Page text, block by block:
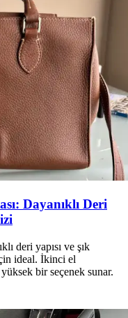
Dayanıklı Deri
deri yapısı ve şık
ideal. İkinci el
bir seçenek sunar.